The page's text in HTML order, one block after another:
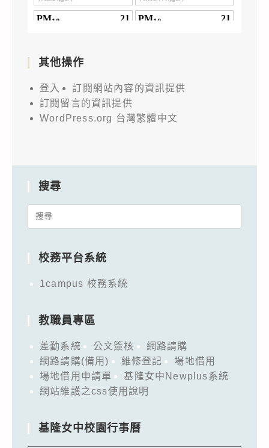
其他操作
登入
訂閱網站內容的資訊提供
訂閱留言的資訊提供
WordPress.org 台灣繁體中文
搜尋
Search
校務平台系統
1campus 校務系統
教職員專區
差勤系統 公文簽核
網路請購
網路請購(備用)
維修登記
場地借用
場地借用申請單
基隆女中Newplus系統
網站維護之css使用說明
基隆女中校園行事曆